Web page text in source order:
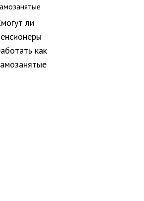
ли
как